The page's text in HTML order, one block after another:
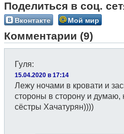
Поделиться в соц.
Вконтакте Мой мир
Комментарии (9)
Гуля:
15.04.2020 в 17:14
Лежу ночами в кровати и
стороны в сторону и думаю,
сёстры Хачатурян))))